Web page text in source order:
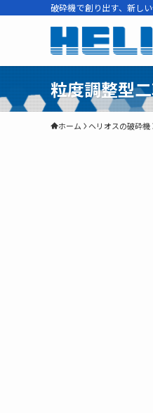
破砕機で創り出す、新し
粒度調整型
ホーム ヘリオスの破砕機